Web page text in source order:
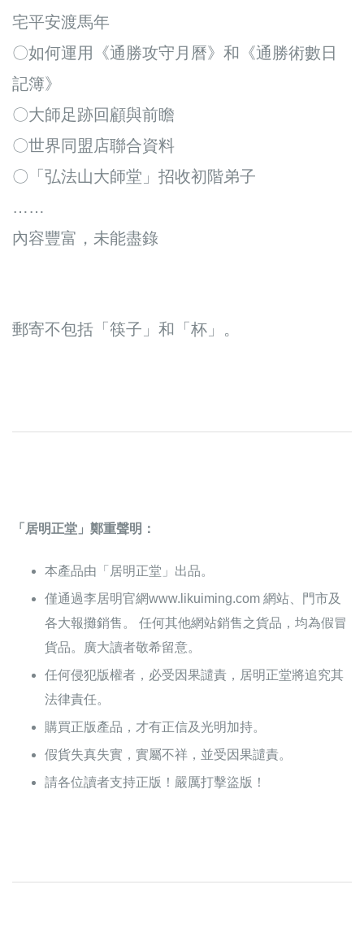
宅平安渡馬年
〇如何運用《通勝攻守月曆》和《通勝術數日
記簿》
〇大師足跡回顧與前瞻
〇世界同盟店聯合資料
〇「弘法山大師堂」招收初階弟子
……
內容豐富，未能盡錄
郵寄不包括「筷子」和「杯」。
「居明正堂」鄭重聲明：
本產品由「居明正堂」出品。
僅通過李居明官網www.likuiming.com 網站、門市及
各大報攤銷售。 任何其他網站銷售之貨品，均為假冒
貨品。廣大讀者敬希留意。
任何侵犯版權者，必受因果譴責，居明正堂將追究其
法律責任。
購買正版產品，才有正信及光明加持。
假貨失真失實，實屬不祥，並受因果譴責。
請各位讀者支持正版！嚴厲打擊盜版！